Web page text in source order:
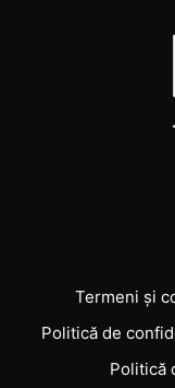
Termeni și
Politică de
Politică